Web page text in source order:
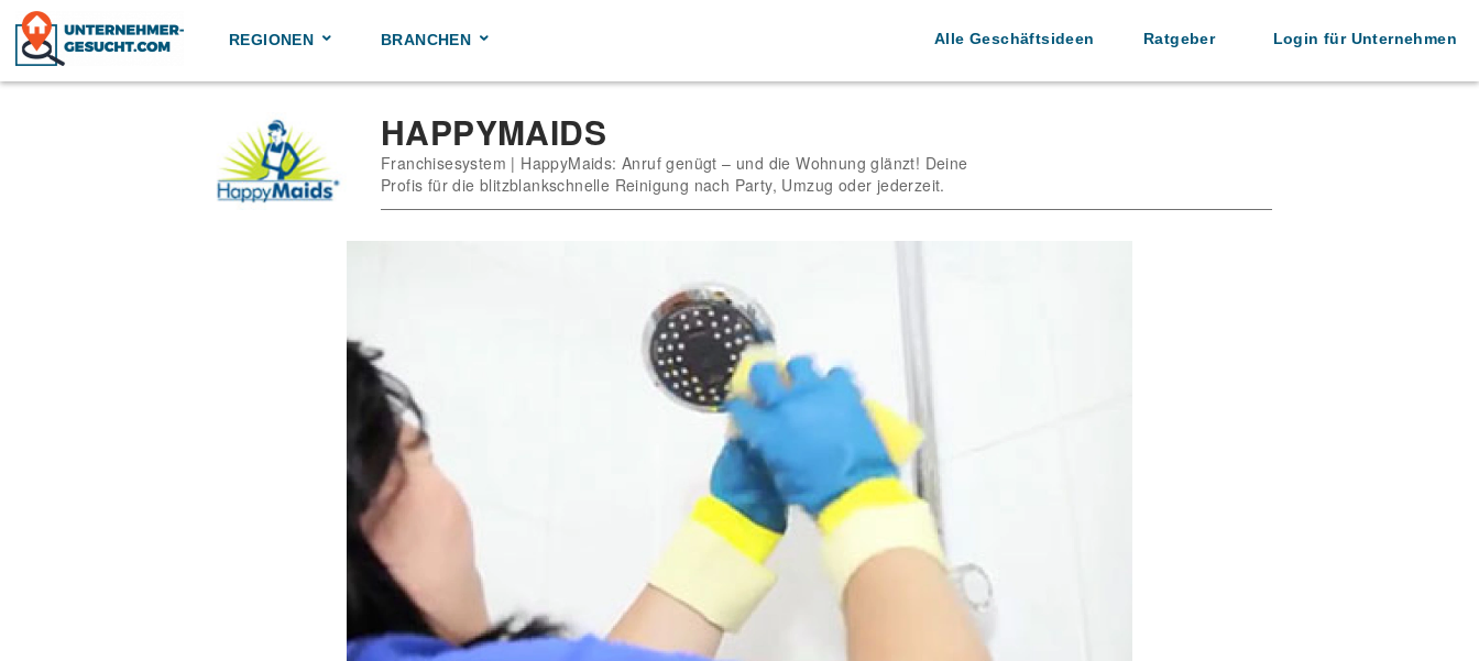
Skip
content
REGIONEN BRANCHEN Alle Geschäftsideen Ratgeber Login für Unternehmen
HAPPYMAIDS
Franchisesystem | HappyMaids: Anruf genügt – und die Wohnung glänzt! Deine
Profis für die blitzblankschnelle Reinigung nach Party, Umzug oder jederzeit.